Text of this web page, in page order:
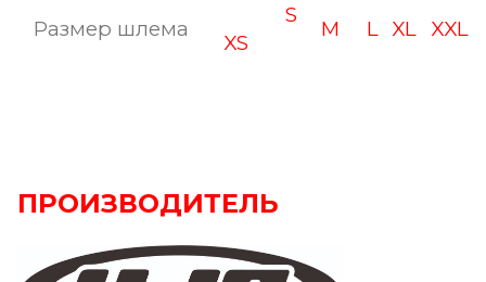
Размер шлема
XS
S
M L XL XXL
ПРОИЗВОДИТЕЛЬ